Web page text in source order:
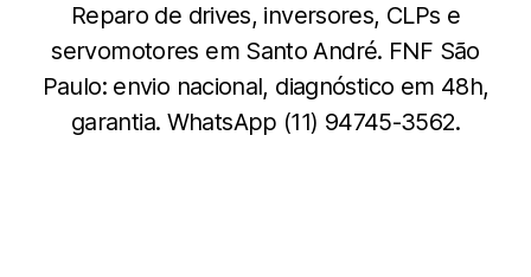
Reparo de drives, inversores, CLPs e
servomotores em Santo André. FNF São
Paulo: envio nacional, diagnóstico em 48h,
garantia. WhatsApp (11) 94745-3562.